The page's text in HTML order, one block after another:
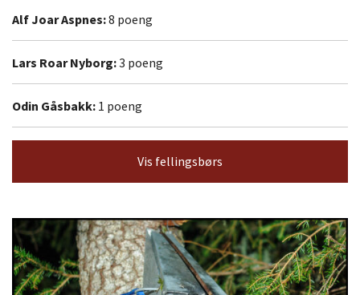
Alf Joar Aspnes:8 poeng
Lars Roar Nyborg:3 poeng
Odin Gåsbakk: 1 poeng
Vis fellingsbørs